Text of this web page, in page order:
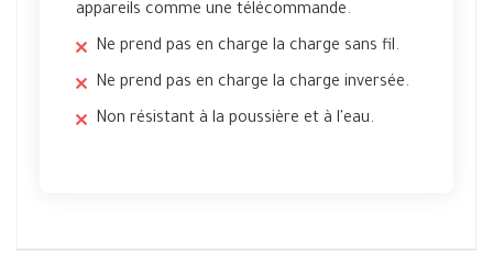
appareils comme une télécommande.
Ne prend pas en charge la charge sans fil.
Ne prend pas en charge la charge inversée.
Non résistant à la poussière et à l'eau.